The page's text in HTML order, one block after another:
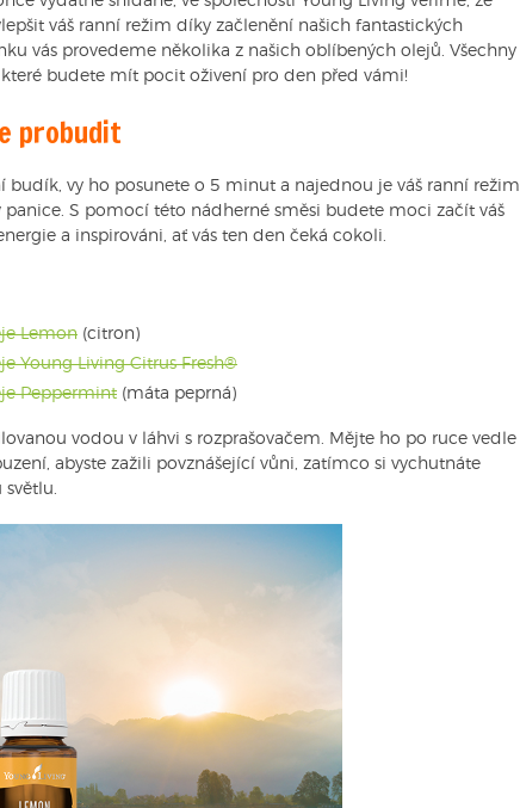
váš ranní režim díky začlenění našich fantastických
vás provedeme několika z našich oblíbených olejů. Všechny
budete mít pocit oživení pro den před vámi!
probudit
budík, vy ho posunete o 5 minut a najednou je váš ranní režim
panice. S pomocí této nádherné směsi budete moci začít váš
a inspirováni, ať vás ten den čeká cokoli.
Lemon (citron)
Young Living Citrus Fresh®
Peppermint (máta peprná)
vodou v láhvi s rozprašovačem. Mějte ho po ruce vedle
abyste zažili povznášející vůni, zatímco si vychutnáte